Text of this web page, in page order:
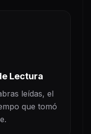
Lectura
leídas, el
que tomó